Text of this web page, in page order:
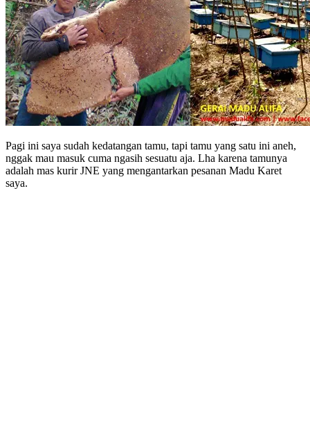
Pagi ini saya sudah kedatangan tamu, tapi tamu yang satu ini aneh,
nggak mau masuk cuma ngasih sesuatu aja. Lha karena tamunya
adalah mas kurir JNE yang mengantarkan pesanan Madu Karet
saya.